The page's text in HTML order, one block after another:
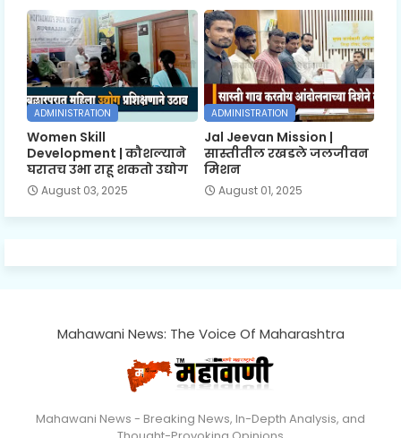
ADMINISTRATION
Women Skill
Development | कौशल्याने
घरातच उभा राहू शकतो उद्योग
August 03, 2025
ADMINISTRATION
Jal Jeevan Mission |
सास्तीतील रखडले जलजीवन
मिशन
August 01, 2025
Mahawani News: The Voice Of Maharashtra
Mahawani News - Breaking News, In-Depth Analysis, and